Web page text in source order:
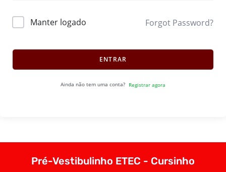
Manter logado Forgot Password?
ENTRAR
Ainda não tem uma conta? Registrar agora
Pré-Vestibulinho ETEC - Cursinho